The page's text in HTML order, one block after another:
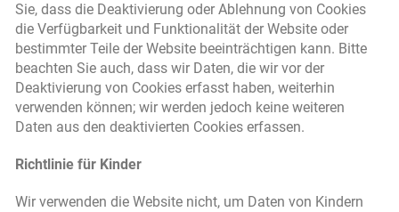
Sie, dass die Deaktivierung oder Ablehnung von Cookies
die Verfügbarkeit und Funktionalität der Website oder
bestimmter Teile der Website beeinträchtigen kann. Bitte
beachten Sie auch, dass wir Daten, die wir vor der
Deaktivierung von Cookies erfasst haben, weiterhin
verwenden können; wir werden jedoch keine weiteren
Daten aus den deaktivierten Cookies erfassen.
Richtlinie für Kinder
Wir verwenden die Website nicht, um Daten von Kindern